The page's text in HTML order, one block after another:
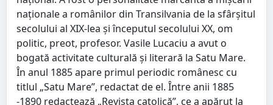
naţionale a românilor din Transilvania de la sfârşitul
secolului al XIX-lea şi începutul secolului XX, om
politic, preot, profesor. Vasile Lucaciu a avut o
bogată activitate culturală şi literară la Satu Mare.
În anul 1885 apare primul periodic românesc cu
titlul „Satu Mare”, redactat de el. Între anii 1885
-1890 redactează „Revista catolică”, ce a apărut la